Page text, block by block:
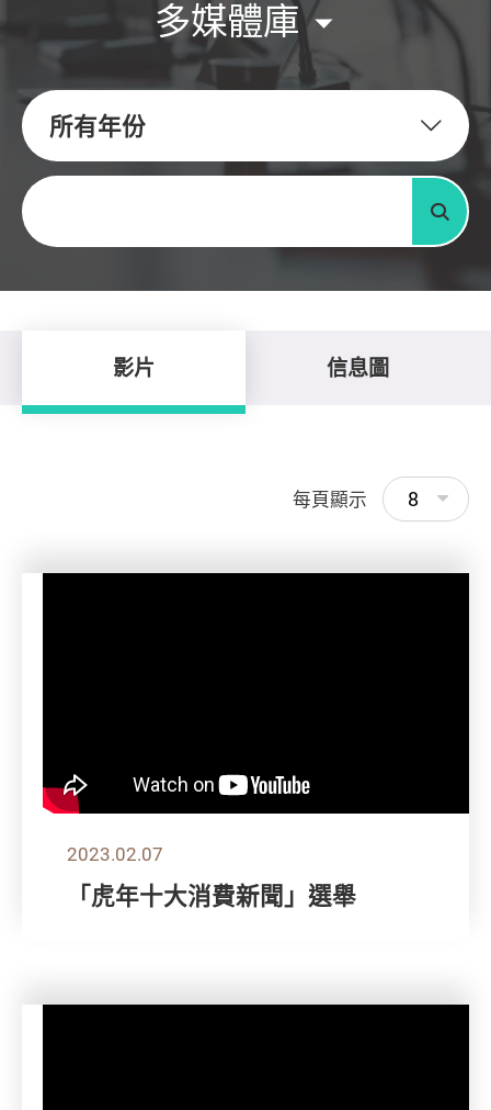
多媒體庫
所有年份
關鍵字
搜尋
影片 信息圖
每頁顯示 8
2023.02.07
「虎年十大消費新聞」選舉